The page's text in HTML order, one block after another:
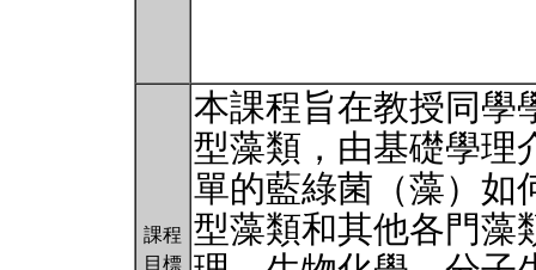
課程
目標
本課程旨在教授同學
型藻類，由基礎學理
單的藍綠菌（藻）如
型藻類和其他各門藻